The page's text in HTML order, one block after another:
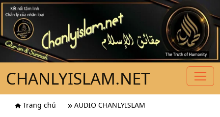
CHANLYISLAM.NET
Trang chủ AUDIO CHANLYISLAM